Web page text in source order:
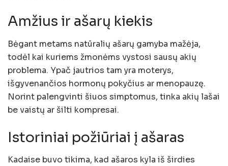
Amžius ir ašarų kiekis
Bėgant metams natūralių ašarų gamyba mažėja,
todėl kai kuriems žmonėms vystosi sausų akių
problema. Ypač jautrios tam yra moterys,
išgyvenančios hormonų pokyčius ar menopauzę.
Norint palengvinti šiuos simptomus, tinka akių lašai
be vaistų ar šilti kompresai.
Istoriniai požiūriai į ašaras
Kadaise buvo tikima, kad ašaros kyla iš širdies